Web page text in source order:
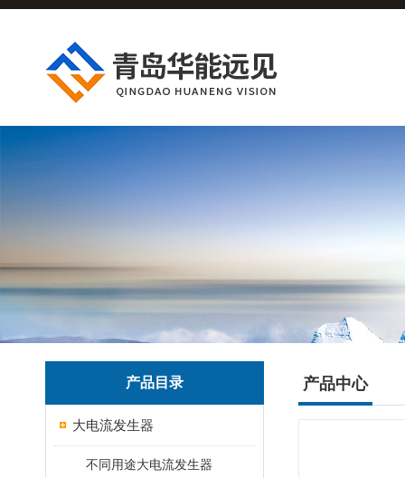
产品目录
大电流发生器
不同用途大电流发生器
产品中心